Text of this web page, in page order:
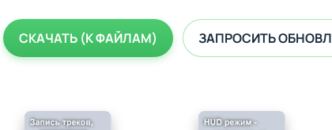
СКАЧАТЬ (К ФАЙЛАМ) ЗАПРОСИТЬ